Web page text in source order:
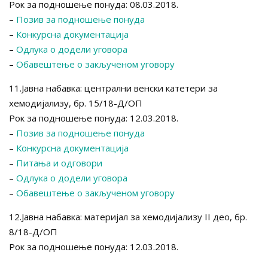
Рок за подношење понуда: 08.03.2018.
– Позив за подношење понуда
– Конкурсна документација
– Одлука о додели уговора
– Обавештење о закљученом уговору
11.Јавна набавка: централни венски катетери за
хемодијализу, бр. 15/18-Д/ОП
Рок за подношење понуда: 12.03.2018.
– Позив за подношење понуда
– Конкурсна документација
– Питања и одговори
– Одлука о додели уговора
– Обавештење о закљученом уговору
12.Јавна набавка: материјал за хемодијализу II део, бр.
8/18-Д/ОП
Рок за подношење понуда: 12.03.2018.